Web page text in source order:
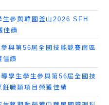
生參與韓國釜山2026 SFH
佳績
與第56屆全國技能競賽南區
佳績
學生學生參與第56屆全國技
職類項目榮獲佳績